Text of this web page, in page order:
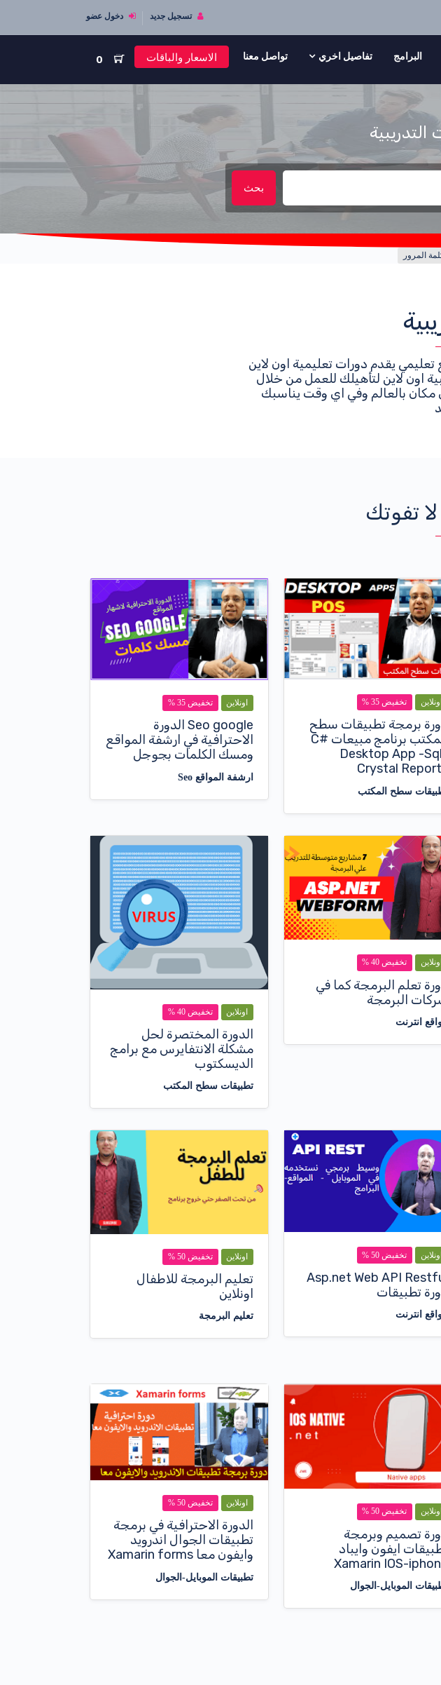
تسجيل جديد دخول عضو
الاسعار والباقات 0 البرامج تفاصيل اخري تواصل معنا
بحث
المرور
يقدم دورات تعليمية اون لاين
اون لاين لتأهيلك للعمل من خلال
بالعالم وفي اي وقت يناسبك
تفوتك
اونلاين تخفيض 35 %
برمجة تطبيقات سطح
المكتب برنامج مبيعات C#
Desktop App -
Crystal
سطح المكتب
اونلاين تخفيض 35 %
Seo google الدورة
الاحترافية في ارشفة المواقع
ومسك الكلمات بجوجل
ارشفة المواقع Seo
اونلاين تخفيض 40 %
تعلم البرمجة كما في
البرمجة
انترنت
اونلاين تخفيض 40 %
الدورة المختصرة لحل
مشكلة الانتفايرس مع برامج
الديسكتوب
تطبيقات سطح المكتب
تخفيض 50 %
Asp.net Web API
تطبيقات
انترنت
اونلاين تخفيض 50 %
تعليم البرمجة للاطفال
اونلاين
تعليم البرمجة
اونلاين تخفيض 50 %
تصميم وبرمجة
ايفون وايباد
Xamarin IOS-
الموبايل-الجوال
اونلاين تخفيض 50 %
الدورة الاحترافية في برمجة
تطبيقات الجوال اندرويد
وايفون معا Xamarin forms
تطبيقات الموبايل-الجوال